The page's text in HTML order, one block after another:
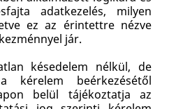
adatkezelés, milyen
ez az érintettre nézve
jár.
késedelem nélkül, de
kérelem beérkezésétől
belül tájékoztatja az